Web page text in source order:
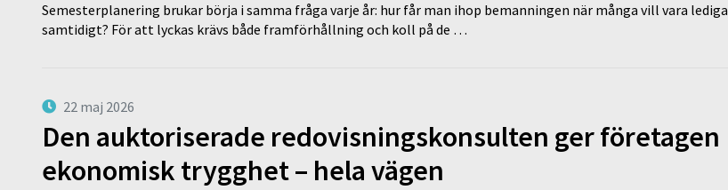
Semesterplanering brukar börja i samma fråga varje år: hur får man ihop bemanningen när många vill vara lediga
samtidigt? För att lyckas krävs både framförhållning och koll på de …
22 maj 2026
Den auktoriserade redovisningskonsulten ger företagen
ekonomisk trygghet – hela vägen